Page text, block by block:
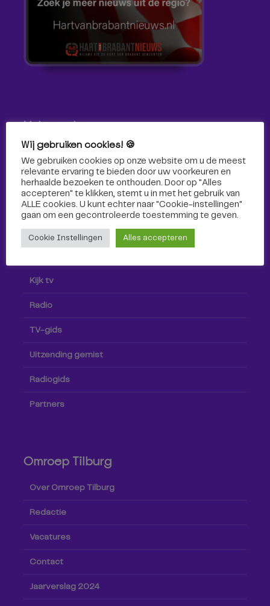
Volg ons!
Volg Omroep Tilburg niet alleen hier, maar ook via social
media!
Kijk tv
Radio
TV-gids
Uitzending gemist
Radiogids
Partners
Omroep Tilburg
Over Omroep Tilburg
Redactie
Vacatures
Contact
Jaarverslag 2024
Wij gebruiken cookies! 🍪
We gebruiken cookies op onze website om u de meest
relevante ervaring te bieden door uw voorkeuren en
herhaalde bezoeken te onthouden. Door op "Alles
accepteren" te klikken, stemt u in met het gebruik van
ALLE cookies. U kunt echter naar "Cookie-instellingen"
gaan om een ​​gecontroleerde toestemming te geven.
Cookie Instellingen Alles accepteren